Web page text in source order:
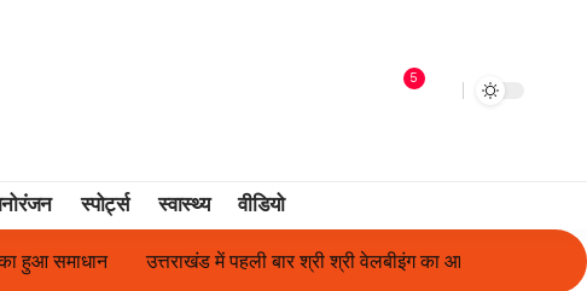
5
स्पोर्ट्स स्वास्थ्य वीडियो
बार श्री श्री वेलबीइंग का आगमन गुजरात और केरल में अतिवृष्टि के कारण दिवंगत